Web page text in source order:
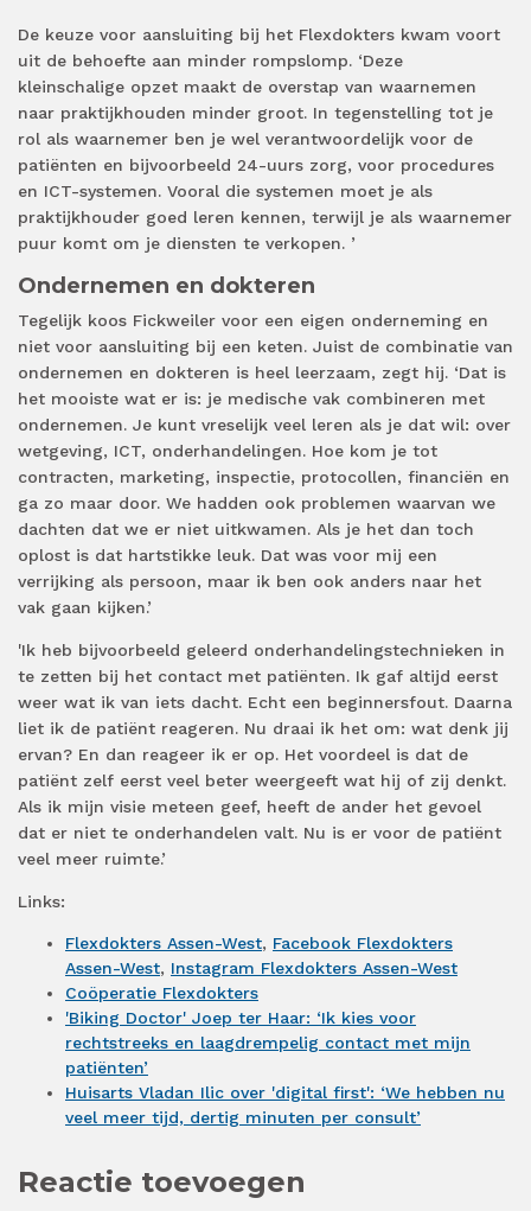
De keuze voor aansluiting bij het Flexdokters kwam voort
uit de behoefte aan minder rompslomp. ‘Deze
kleinschalige opzet maakt de overstap van waarnemen
naar praktijkhouden minder groot. In tegenstelling tot je
rol als waarnemer ben je wel verantwoordelijk voor de
patiënten en bijvoorbeeld 24-uurs zorg, voor procedures
en ICT-systemen. Vooral die systemen moet je als
praktijkhouder goed leren kennen, terwijl je als waarnemer
puur komt om je diensten te verkopen. ’
Ondernemen en dokteren
Tegelijk koos Fickweiler voor een eigen onderneming en
niet voor aansluiting bij een keten. Juist de combinatie van
ondernemen en dokteren is heel leerzaam, zegt hij. ‘Dat is
het mooiste wat er is: je medische vak combineren met
ondernemen. Je kunt vreselijk veel leren als je dat wil: over
wetgeving, ICT, onderhandelingen. Hoe kom je tot
contracten, marketing, inspectie, protocollen, financiën en
ga zo maar door. We hadden ook problemen waarvan we
dachten dat we er niet uitkwamen. Als je het dan toch
oplost is dat hartstikke leuk. Dat was voor mij een
verrijking als persoon, maar ik ben ook anders naar het
vak gaan kijken.’
'Ik heb bijvoorbeeld geleerd onderhandelingstechnieken in
te zetten bij het contact met patiënten. Ik gaf altijd eerst
weer wat ik van iets dacht. Echt een beginnersfout. Daarna
liet ik de patiënt reageren. Nu draai ik het om: wat denk jij
ervan? En dan reageer ik er op. Het voordeel is dat de
patiënt zelf eerst veel beter weergeeft wat hij of zij denkt.
Als ik mijn visie meteen geef, heeft de ander het gevoel
dat er niet te onderhandelen valt. Nu is er voor de patiënt
veel meer ruimte.’
Links:
Flexdokters Assen-West, Facebook Flexdokters
Assen-West, Instagram Flexdokters Assen-West
Coöperatie Flexdokters
'Biking Doctor' Joep ter Haar: ‘Ik kies voor
rechtstreeks en laagdrempelig contact met mijn
patiënten’
Huisarts Vladan Ilic over 'digital first': ‘We hebben nu
veel meer tijd, dertig minuten per consult’
Reactie toevoegen